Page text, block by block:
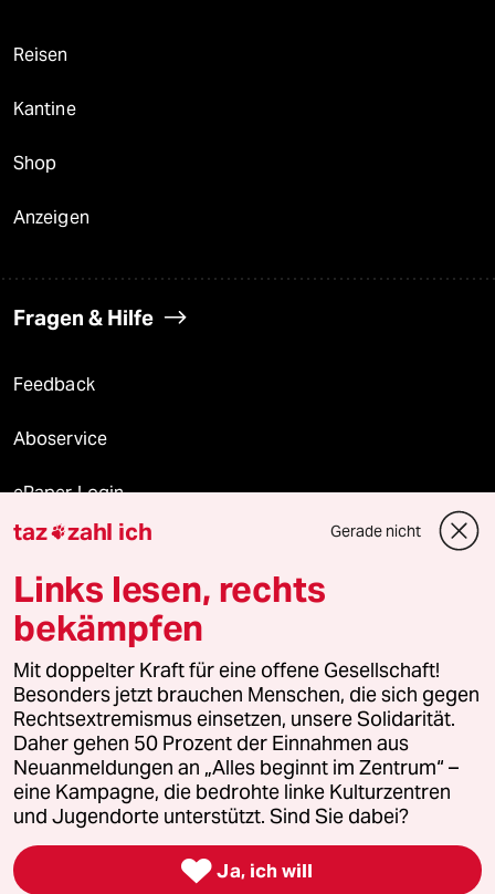
Reisen
Kantine
Shop
Anzeigen
Fragen & Hilfe
Feedback
Aboservice
ePaper Login
Downloads für Abonnierende
© 2026 taz Verlags und Vertriebs GmbH
Alle Rechte vorbehalten. Bei rechtlichen Fragen oder für Genehmigungen
wenden Sie sich bitte an
lizenzen@taz.de
Feedback Redaktionsstatut Kommune-Richtlinien
Leitlinie Informant Datenschutz Impressum AGB
Seitenwende Einwilligungen widerrufen (Ads)
taz zahl ich Gerade nicht
Links lesen, rechts
bekämpfen
Mit doppelter Kraft für eine offene Gesellschaft!
Besonders jetzt brauchen Menschen, die sich gegen
Rechtsextremismus einsetzen, unsere Solidarität.
Daher gehen 50 Prozent der Einnahmen aus
Neuanmeldungen an „Alles beginnt im Zentrum“ –
eine Kampagne, die bedrohte linke Kulturzentren
und Jugendorte unterstützt. Sind Sie dabei?
 Ja, ich will